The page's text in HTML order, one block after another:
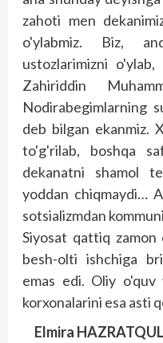
zahoti men
o'ylabmiz. Biz,
ustozlarimizni
Zahiriddin
Nodirabegimlarning
deb bilgan ekanmiz.
to'g'rilab, boshqa
dekanatni shamol
yoddan chiqmaydi…
sotsializmdan
Siyosat qattiq zamon
besh-olti ishchiga
emas edi. Oliy
korxonalarini esa asti
Elmira